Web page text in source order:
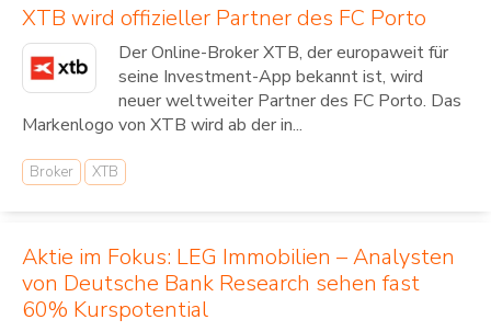
XTB wird offizieller Partner des FC Porto
Der Online-Broker XTB, der europaweit für
seine Investment-App bekannt ist, wird
neuer weltweiter Partner des FC Porto. Das
Markenlogo von XTB wird ab der in...
Broker XTB
Aktie im Fokus: LEG Immobilien – Analysten
von Deutsche Bank Research sehen fast
60% Kurspotential